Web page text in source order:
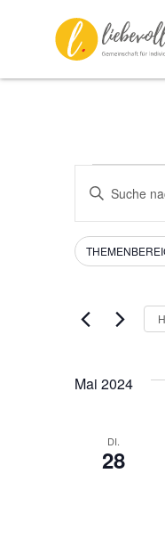
Suche
und
Bitte
Suche
nach
Filter
Das
Ändern
Formular-
Eingabefelder
die
Liste
Mai 2024
DI.
28